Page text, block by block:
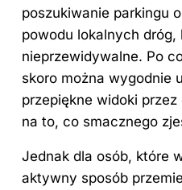
poszukiwanie parkingu
powodu lokalnych
nieprzewidywalne. Po
skoro można wygodnie
przepiękne widoki
na to, co smacznego
Jednak dla osób, które
aktywny sposób